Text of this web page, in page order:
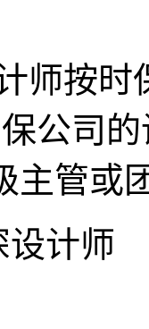
师按时
公司
主管或
设计师